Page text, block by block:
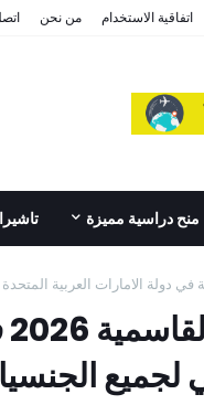
اتفاقية الاستخدام من نحن
منح دراسية مميزة
في دولة الامارات العربية المتحدة